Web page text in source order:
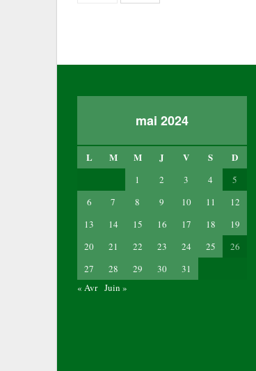
mai 2024
L M M J V S D
1 2 3 4
5
6
7 8 9 10 11
12
13
14 15 16 17 18
19
20
21 22 23 24 25
26
27
28 29 30
31
« Avr Juin »